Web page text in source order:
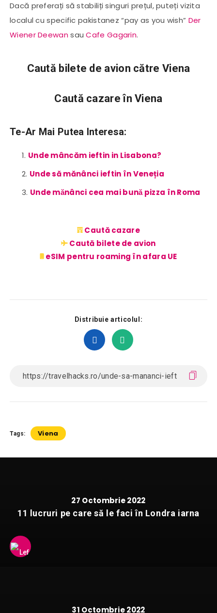
Dacă preferați să stabiliți singuri prețul, puteți vizita
localul cu specific pakistanez “pay as you wish” Der
Wiener DeewansauCafe Gagarin.
Caută bilete de avion către Viena
Caută cazare în Viena
Te-Ar Mai Putea Interesa:
Unde mâncăm ieftin in Lisabona?
Unde să mănânci ieftin în Veneția
Unde mănânci cea mai bună pizza în Roma
Caută cazare
Caută bilete de avion
eSIM pentru roaming în afara UE
Distribuie articolul:
Tags: Viena
27 Octombrie 2022
11 lucruri pe care să le faci în Londra iarna
31 Octombrie 2022